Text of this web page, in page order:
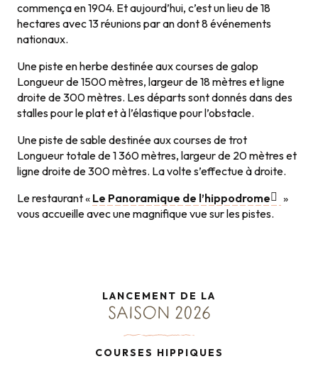
commença en 1904. Et aujourd’hui, c’est un lieu de 18
hectares avec 13 réunions par an dont 8 événements
nationaux.
Une piste en herbe destinée aux courses de galop
Longueur de 1500 mètres, largeur de 18 mètres et ligne
droite de 300 mètres. Les départs sont donnés dans des
stalles pour le plat et à l’élastique pour l’obstacle.
Une piste de sable destinée aux courses de trot
Longueur totale de 1 360 mètres, largeur de 20 mètres et
ligne droite de 300 mètres. La volte s’effectue à droite.
Le restaurant « Le Panoramique de l’hippodrome
»
vous accueille avec une magnifique vue sur les pistes.
LANCEMENT DE LA
SAISON 2026
COURSES HIPPIQUES